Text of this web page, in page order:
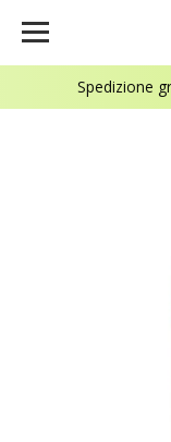
Spedizione